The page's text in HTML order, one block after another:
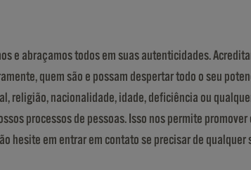
e abraçamos todos em suas autenticidades.
quem são e possam despertar todo o seu
religião, nacionalidade, idade, deficiência ou
processos de pessoas. Isso nos permite
hesite em entrar em contato se precisar de